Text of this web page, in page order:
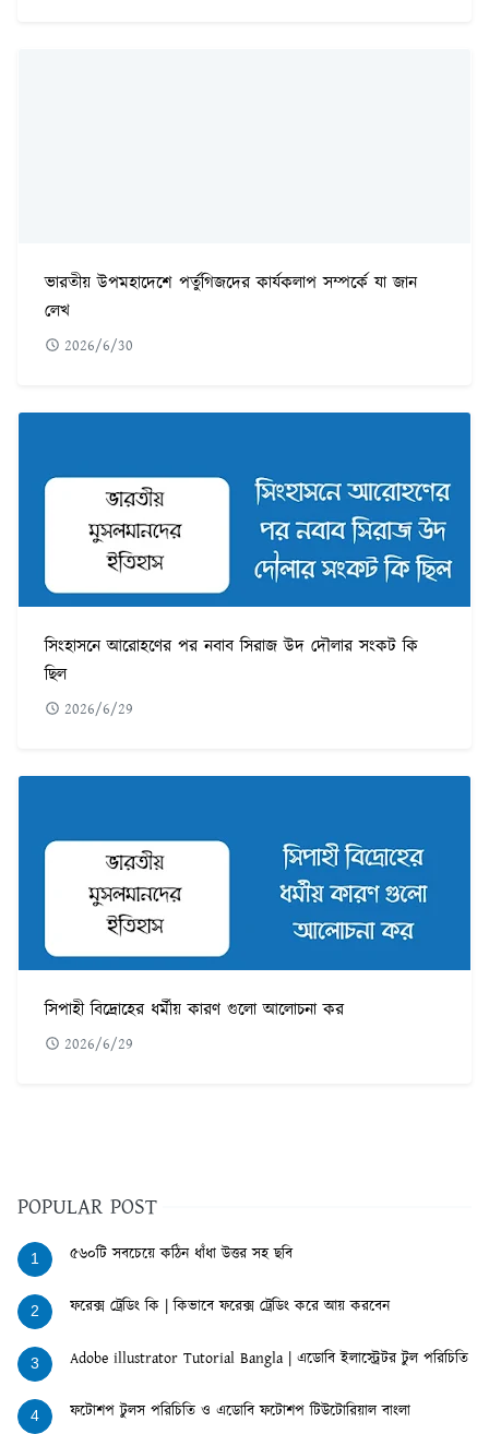
ভারতীয় উপমহাদেশে পর্তুগিজদের কার্যকলাপ সম্পর্কে যা জান
লেখ
2026/6/30
সিংহাসনে আরোহণের পর নবাব সিরাজ উদ দৌলার সংকট কি
ছিল
2026/6/29
সিপাহী বিদ্রোহের ধর্মীয় কারণ গুলো আলোচনা কর
2026/6/29
POPULAR POST
1 ৫৬০টি সবচেয়ে কঠিন ধাঁধা উত্তর সহ ছবি
2 ফরেক্স ট্রেডিং কি | কিভাবে ফরেক্স ট্রেডিং করে আয় করবেন
3 Adobe illustrator Tutorial Bangla | এডোবি ইলাস্ট্রেটর টুল পরিচিতি
4 ফটোশপ টুলস পরিচিতি ও এডোবি ফটোশপ টিউটোরিয়াল বাংলা